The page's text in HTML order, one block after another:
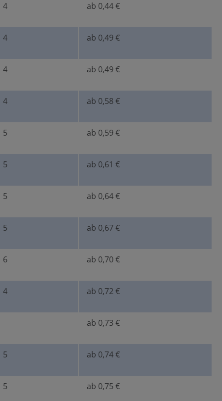
4 ab 0,44 €
4 ab 0,49 €
4 ab 0,49 €
4 ab 0,58 €
5 ab 0,59 €
5 ab 0,61 €
5 ab 0,64 €
5 ab 0,67 €
6 ab 0,70 €
4 ab 0,72 €
ab 0,73 €
5 ab 0,74 €
5 ab 0,75 €